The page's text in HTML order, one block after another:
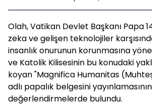
Olah, Vatikan Devlet Başkanı Papa
zeka ve gelişen teknolojiler
insanlık onurunun korunmasına
ve Katolik Kilisesinin bu konudaki
koyan "Magnifica Humanitas
adlı papalık belgesini
değerlendirmelerde bulundu.